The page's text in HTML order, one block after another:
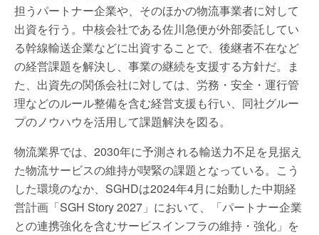
担うパートナー企業や、そのほかの物流事業者に対して
出資を行う。中核会社である佐川急便が外部委託してい
る幹線輸送企業などに出資することで、後継者不在など
の経営課題を解決し、事業の継続を支援する方針だ。ま
た、出資先の関係会社に対しては、労務・安全・運行管
理などのルール整備を含む経営支援も行い、同社グルー
プのノウハウを活用して課題解決を図る。
物流業界では、2030年に予測される輸送力不足を見据え
た物流サービスの維持が喫緊の課題となっている。こう
した環境のなか、SGHDは2024年4月に始動した中期経
営計画「SGH Story 2027」において、「パートナー企業
との連携強化を含むサービスインフラの維持・強化」を